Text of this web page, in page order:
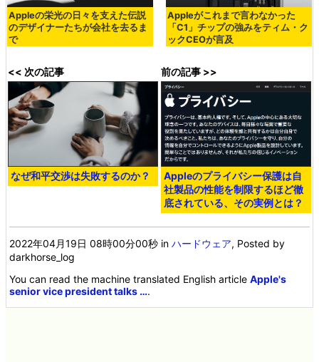
Appleの栄光の日々を支えた伝説
のデザイナーたちが会社を去るま
で
Appleがこれまで言わなかった
「C1」チップの強みをティム・ク
ックCEOが言及
<< 次の記事
なぜ和平交渉は失敗するのか？
前の記事 >>
Appleのプライバシー保護は自
社製品の性能を制限するほど徹
底されている、その実例とは？
2022年04月19日 08時00分00秒 inハードウェア, Posted by
darkhorse_log
You can read the machine translated English articleApple's
senior vice president talks ….